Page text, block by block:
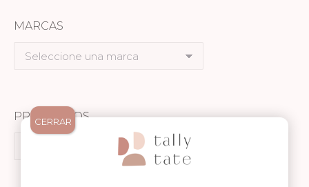
MARCAS
Seleccione
PRODUCTOS
CERRAR